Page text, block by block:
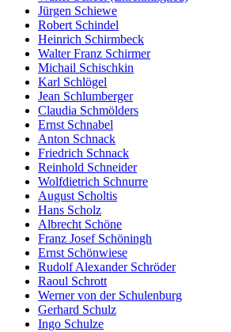
Jürgen Schiewe
Robert Schindel
Heinrich Schirmbeck
Walter Franz Schirmer
Michail Schischkin
Karl Schlögel
Jean Schlumberger
Claudia Schmölders
Ernst Schnabel
Anton Schnack
Friedrich Schnack
Reinhold Schneider
Wolfdietrich Schnurre
August Scholtis
Hans Scholz
Albrecht Schöne
Franz Josef Schöningh
Ernst Schönwiese
Rudolf Alexander Schröder
Raoul Schrott
Werner von der Schulenburg
Gerhard Schulz
Ingo Schulze